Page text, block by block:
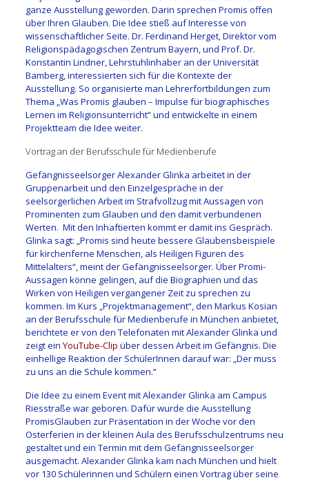
ganze Ausstellung geworden. Darin sprechen Promis offen
über Ihren Glauben. Die Idee stieß auf Interesse von
wissenschaftlicher Seite. Dr. Ferdinand Herget, Direktor vom
Religionspädagogischen Zentrum Bayern, und Prof. Dr.
Konstantin Lindner, Lehrstuhlinhaber an der Universität
Bamberg, interessierten sich für die Kontexte der
Ausstellung. So organisierte man Lehrerfortbildungen zum
Thema „Was Promis glauben – Impulse für biographisches
Lernen im Religionsunterricht“ und entwickelte in einem
Projektteam die Idee weiter.
Vortrag an der Berufsschule für Medienberufe
Gefängnisseelsorger Alexander Glinka arbeitet in der
Gruppenarbeit und den Einzelgespräche in der
seelsorgerlichen Arbeit im Strafvollzug mit Aussagen von
Prominenten zum Glauben und den damit verbundenen
Werten. Mit den Inhaftierten kommt er damit ins Gespräch.
Glinka sagt: „Promis sind heute bessere Glaubensbeispiele
für kirchenferne Menschen, als Heiligen Figuren des
Mittelalters“, meint der Gefängnisseelsorger. Über Promi-
Aussagen könne gelingen, auf die Biographien und das
Wirken von Heiligen vergangener Zeit zu sprechen zu
kommen. Im Kurs „Projektmanagement“, den Markus Kosian
an der Berufsschule für Medienberufe in München anbietet,
berichtete er von den Telefonaten mit Alexander Glinka und
zeigt ein YouTube-Clip über dessen Arbeit im Gefängnis. Die
einhellige Reaktion der SchülerInnen darauf war: „Der muss
zu uns an die Schule kommen.“
Die Idee zu einem Event mit Alexander Glinka am Campus
Riesstraße war geboren. Dafür wurde die Ausstellung
PromisGlauben zur Präsentation in der Woche vor den
Osterferien in der kleinen Aula des Berufsschulzentrums neu
gestaltet und ein Termin mit dem Gefängnisseelsorger
ausgemacht. Alexander Glinka kam nach München und hielt
vor 130 Schülerinnen und Schülern einen Vortrag über seine